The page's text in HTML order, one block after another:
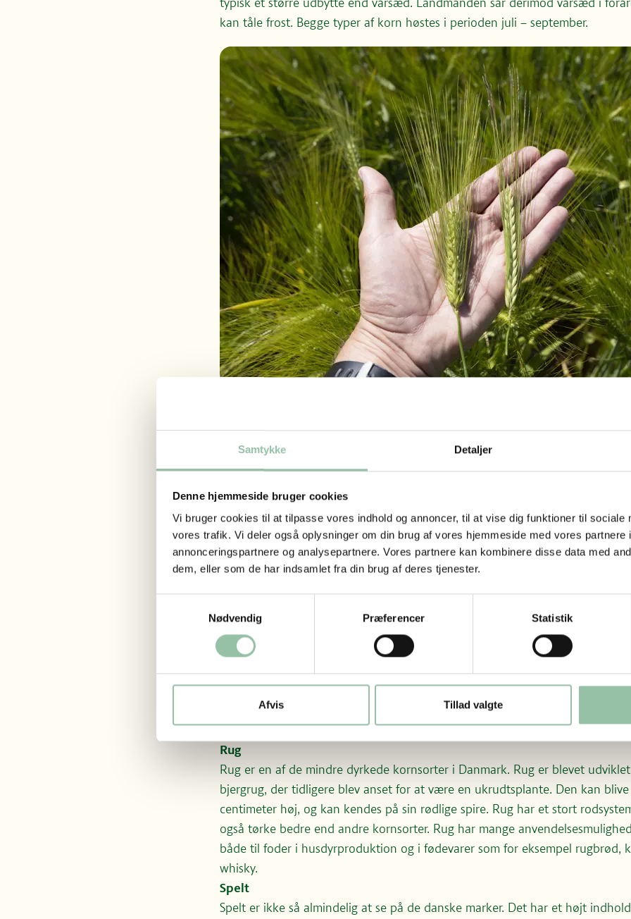
Samtykke Detaljer
Denne hjemmeside bruger cookies
Vi bruger cookies til at tilpasse vores indhold og annoncer, til at vise dig funktioner til sociale
vores trafik. Vi deler også oplysninger om din brug af vores hjemmeside med vores partnere
annonceringspartnere og analysepartnere. Vores partnere kan kombinere disse data med
dem, eller som de har indsamlet fra din brug af deres tjenester.
Nødvendig
Præferencer Statistik
Afvis Tillad valgte
kan tåle frost. Begge typer af korn høstes i perioden juli – september.
Byg
Byg stammer oprindeligt fra Østen i det område, som vi i dag kalder Irak. Byg
den stakke, som er de lange stive ”hår”, som sidder på kernerne. Byg bliver
en hel meter højt. I dag bruges byg hovedsageligt til foder og produktion af
Hvede
Hveden er blevet dyrket i over 10.000 år og stammer også fra Irak. Den kan
nøgne aks, da den ingen stakke (hår) har.
Hvede hører sammen med ris til en af verdens vigtigste afgrøder og vokser
fugtigt klima. I kosten kan hvedekerner bidrage med kulhydrat, protein og
kalcium, magnesium, fosfor, kalium, B- og E-vitaminer samt fedtsyre.
Havre
Havren er den nyeste tilkomne kornsort vi kender til og den har sin
dyrkes både til foder i husdyrproduktion og til (havre)gryn, som vi spiser til
er en meget taknemmelig kornsort, da den kan dyrkes i alle jordtyper. Havre
polyumættede fedtsyrer samt et højt indhold af opløselige kostfibre. Havren
hængende småaks, som også kaldes ”bjælder”. Den bliver cirka en meter høj.
Rug
Rug er en af de mindre dyrkede kornsorter i Danmark. Rug er blevet
bjergrug, der tidligere blev anset for at være en ukrudtsplante. Den kan
centimeter høj, og kan kendes på sin rødlige spire. Rug har et stort
også tørke bedre end andre kornsorter. Rug har mange
både til foder i husdyrproduktion og i fødevarer som for eksempel rugbrød,
whisky.
Spelt
Spelt er ikke så almindelig at se på de danske marker. Det har et højt